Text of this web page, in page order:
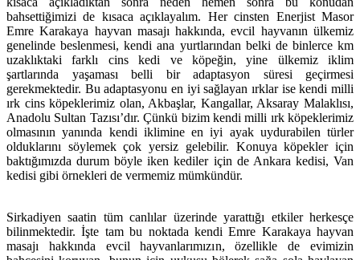
bahsettiğimizi de kısaca açıklayalım. Her cinsten Enerjist Masor
Emre Karakaya hayvan masajı hakkında, evcil hayvanın ülkemiz
genelinde beslenmesi, kendi ana yurtlarından belki de binlerce km
uzaklıktaki farklı cins kedi ve köpeğin, yine ülkemiz iklim
şartlarında yaşaması belli bir adaptasyon süresi geçirmesi
gerekmektedir. Bu adaptasyonu en iyi sağlayan ırklar ise kendi milli
ırk cins köpeklerimiz olan, Akbaşlar, Kangallar, Aksaray Malaklısı,
Anadolu Sultan Tazısı’dır. Çünkü bizim kendi milli ırk köpeklerimiz
olmasının yanında kendi iklimine en iyi ayak uydurabilen türler
olduklarını söylemek çok yersiz gelebilir. Konuya köpekler için
baktığımızda durum böyle iken kediler için de Ankara kedisi, Van
kedisi gibi örnekleri de vermemiz mümkündür.
Sirkadiyen saatin tüm canlılar üzerinde yarattığı etkiler herkesçe
bilinmektedir. İşte tam bu noktada kendi Emre Karakaya hayvan
masajı hakkında evcil hayvanlarımızın, özellikle de evimizin